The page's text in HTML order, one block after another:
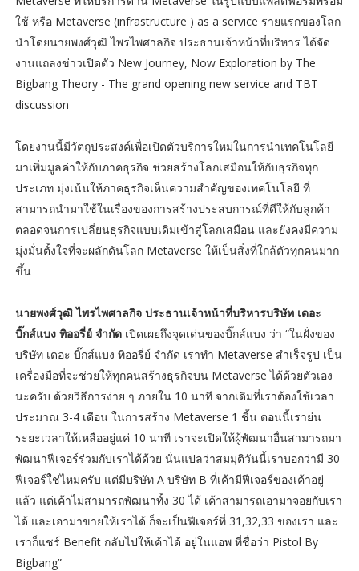
ใช้ หรือ Metaverse (infrastructure ) as a service รายแรกของโลก
นำโดยนายพงศ์วุฒิ ไพรไพศาลกิจ ประธานเจ้าหน้าที่บริหาร ได้จัด
งานแถลงข่าวเปิดตัว New Journey, Now Exploration by The
Bigbang Theory - The grand opening new service and TBT
discussion
โดยงานนี้มีวัตถุประสงค์เพื่อเปิดตัวบริการใหม่ในการนำเทคโนโลยี
มาเพิ่มมูลค่าให้กับภาคธุรกิจ ช่วยสร้างโลกเสมือนให้กับธุรกิจทุก
ประเภท มุ่งเน้นให้ภาคธุรกิจเห็นความสำคัญของเทคโนโลยี ที่
สามารถนำมาใช้ในเรื่องของการสร้างประสบการณ์ที่ดีให้กับลูกค้า
ตลอดจนการเปลี่ยนธุรกิจแบบเดิมเข้าสู่โลกเสมือน และยังคงมีความ
มุ่งมั่นตั้งใจที่จะผลักดันโลก Metaverse ให้เป็นสิ่งที่ใกล้ตัวทุกคนมาก
ขึ้น
นายพงศ์วุฒิ ไพรไพศาลกิจ ประธานเจ้าหน้าที่บริหารบริษัท เดอะ
บิ๊กส์แบง ทิออรี่ย์ จำกัดเปิดเผยถึงจุดเด่นของบิ๊กส์แบง ว่า “ในฝั่งของ
บริษัท เดอะ บิ๊กส์แบง ทิออรี่ย์ จำกัด เราทำ Metaverse สำเร็จรูป เป็น
เครื่องมือที่จะช่วยให้ทุกคนสร้างธุรกิจบน Metaverse ได้ด้วยตัวเอง
นะครับ ด้วยวิธีการง่าย ๆ ภายใน 10 นาที จากเดิมที่เราต้องใช้เวลา
ประมาณ 3-4 เดือน ในการสร้าง Metaverse 1 ชิ้น ตอนนี้เราย่น
ระยะเวลาให้เหลืออยู่แค่ 10 นาที เราจะเปิดให้ผู้พัฒนาอื่นสามารถมา
พัฒนาฟีเจอร์ร่วมกับเราได้ด้วย นั่นแปลว่าสมมุติวันนี้เราบอกว่ามี 30
ฟีเจอร์ใช่ไหมครับ แต่มีบริษัท A บริษัท B ที่เค้ามีฟีเจอร์ของเค้าอยู่
แล้ว แต่เค้าไม่สามารถพัฒนาทั้ง 30 ได้ เค้าสามารถเอามาจอยกับเรา
ได้ และเอามาขายให้เราได้ ก็จะเป็นฟีเจอร์ที่ 31,32,33 ของเรา และ
เราก็แชร์ Benefit กลับไปให้เค้าได้ อยู่ในแอพ ที่ชื่อว่า Pistol By
Bigbang”